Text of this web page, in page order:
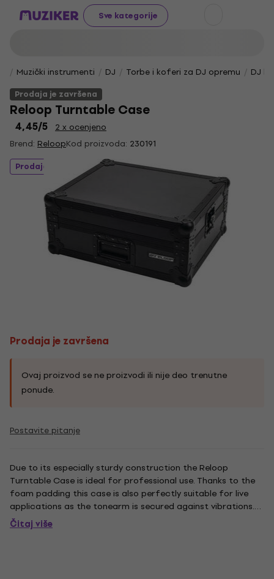
Sve kategorije
Muzički instrumenti DJ Torbe i koferi za DJ opremu
DJ
Prodaja je završena
Reloop Turntable Case
4,45/5
2 x ocenjeno
Brend: ReloopKod proizvoda: 230191
Prodaja je završena
Prodaja je završena
Ovaj proizvod se ne proizvodi ili nije deo trenutne
ponude.
Postavite pitanje
Due to its especially sturdy construction the Reloop
Turntable Case is ideal for professional use. Thanks to the
foam padding this case is also perfectly suitable for live
applications as the tonearm is secured against vibrations.
Features Professional turntable case Protective foam
padding Removable cover Especially sturdy construction
Čitaj više